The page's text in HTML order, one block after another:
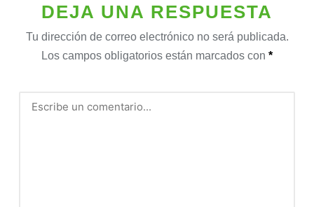
DEJA UNA RESPUESTA
Tu dirección de correo electrónico no será publicada.
Los campos obligatorios están marcados con *